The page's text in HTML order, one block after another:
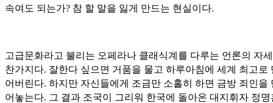
속여도 되는가? 참 할 말을 잃게 만드는 현실이다.
고급문화라고 불리는 오페라나 클래식계를 다루는 언론의 자
찬가지다. 잘한다 싶으면 거품을 물고 하루아침에 세계 최고로
어버린다. 하지만 자신들에게 조금만 소홀히 하면 금방 죄인을
어놓는다. 그 결과 조국이 그리워 한국에 돌아온 대지휘자 정명